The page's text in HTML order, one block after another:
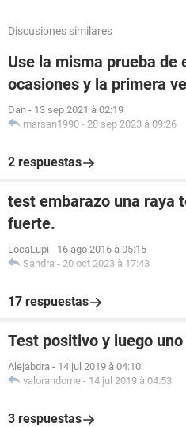
Discusiones similares
Use la misma prueba de
ocasiones y la primera
Dan - 13 sep 2021 à 02:19
marsan1990 - 28 sep 2023 à 09:26
2 respuestas
test embarazo una raya
fuerte.
LocaLupi - 16 ago 2016 à 05:15
Sandra - 20 oct 2023 à 17:43
17 respuestas
Test positivo y luego
Alejabdra - 14 jul 2019 à 04:10
valorandome - 14 jul 2019 à 04:53
3 respuestas